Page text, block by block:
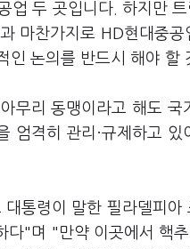
업 두 곳입니다. 하지만
마찬가지로 HD현대중
인 논의를 반드시 해야 할
무리 동맹이라고 해도
엄격히 관리·규제하고
통령이 말한 필라델피
다"며 "만약 이곳에서 핵